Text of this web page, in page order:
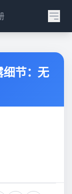
节：无